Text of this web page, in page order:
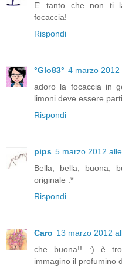
E' tanto che non ti
focaccia!
Rispondi
°Glo83° 4 marzo 2012
adoro la focaccia in
limoni deve essere
Rispondi
pips 5 marzo 2012
Bella, bella, buona,
originale :*
Rispondi
Caro 13 marzo 2012
che buona!! :) è
immagino il profumino